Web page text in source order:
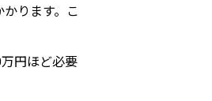
ります。こ
円ほど必要